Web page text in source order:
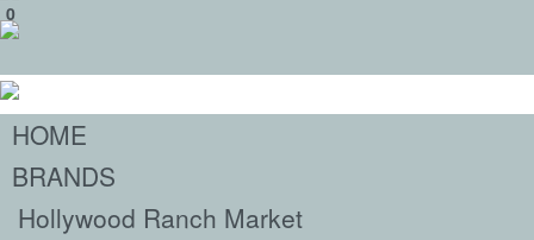
0
HOME
BRANDS
Hollywood Ranch Market